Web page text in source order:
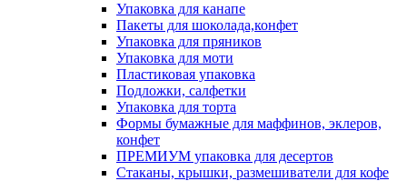
Упаковка для канапе
Пакеты для шоколада,конфет
Упаковка для пряников
Упаковка для моти
Пластиковая упаковка
Подложки, салфетки
Упаковка для торта
Формы бумажные для маффинов, эклеров,
конфет
ПРЕМИУМ упаковка для десертов
Стаканы, крышки, размешиватели для кофе